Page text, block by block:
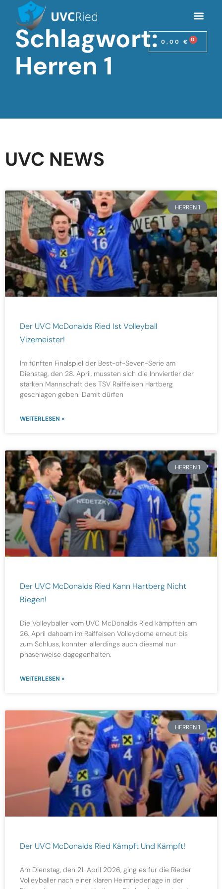
0,00 € 0
Schlagwort:
Herren 1
UVC NEWS
HERREN 1
Der UVC McDonalds Ried Ist Volleyball
Vizemeister!
Im fünften Finalspiel der Best-of-Seven-Serie am
Dienstag, den 28. April, mussten sich die Innviertler der
starken Mannschaft des TSV Raiffeisen Hartberg
geschlagen geben. Damit dürfen
WEITERLESEN »
HERREN 1
Der UVC McDonalds Ried Kann Hartberg Nicht
Biegen!
Die Volleyballer vom UVC McDonalds Ried kämpften am
26. April dahoam im Raiffeisen Volleydome erneut bis
zum Schluss, konnten allerdings auch diesmal nur
phasenweise dagegenhalten.
WEITERLESEN »
HERREN 1
Der UVC McDonalds Ried Kämpft Und Kämpft!
Am Dienstag, den 21. April 2026, ging es für die Rieder
Volleyballer nach einer klaren Heimniederlage in der